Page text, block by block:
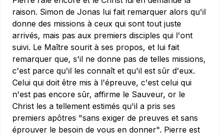
raison. Simon de Jonas lui fait remarquer alors qu'il
donne des missions à ceux qui sont tout juste
arrivés, mais pas aux premiers disciples qui l'ont
suivi. Le Maître sourit à ses propos, et lui fait
remarquer que, s'il ne donne pas de telles missions,
c'est parce qu'il les connaît et qu'il est sûr d'eux.
Celui qui doit être mis à l'épreuve, c'est celui qui
n'est pas encore sûr, affirme le Sauveur, or le
Christ les a tellement estimés qu'il a pris ses
premiers apôtres "sans exiger de preuves et sans
éprouver le besoin de vous en donner". Pierre est